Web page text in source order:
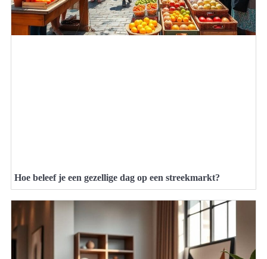
Hoe beleef je een gezellige dag op een streekmarkt?